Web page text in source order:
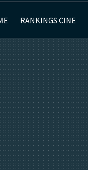
RANKINGS CINE